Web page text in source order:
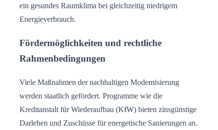
ein gesundes Raumklima bei gleichzeitig niedrigem
Energieverbrauch.
Fördermöglichkeiten und rechtliche
Rahmenbedingungen
Viele Maßnahmen der nachhaltigen Modernisierung
werden staatlich gefördert. Programme wie die
Kreditanstalt für Wiederaufbau (KfW) bieten zinsgünstige
Darlehen und Zuschüsse für energetische Sanierungen an.